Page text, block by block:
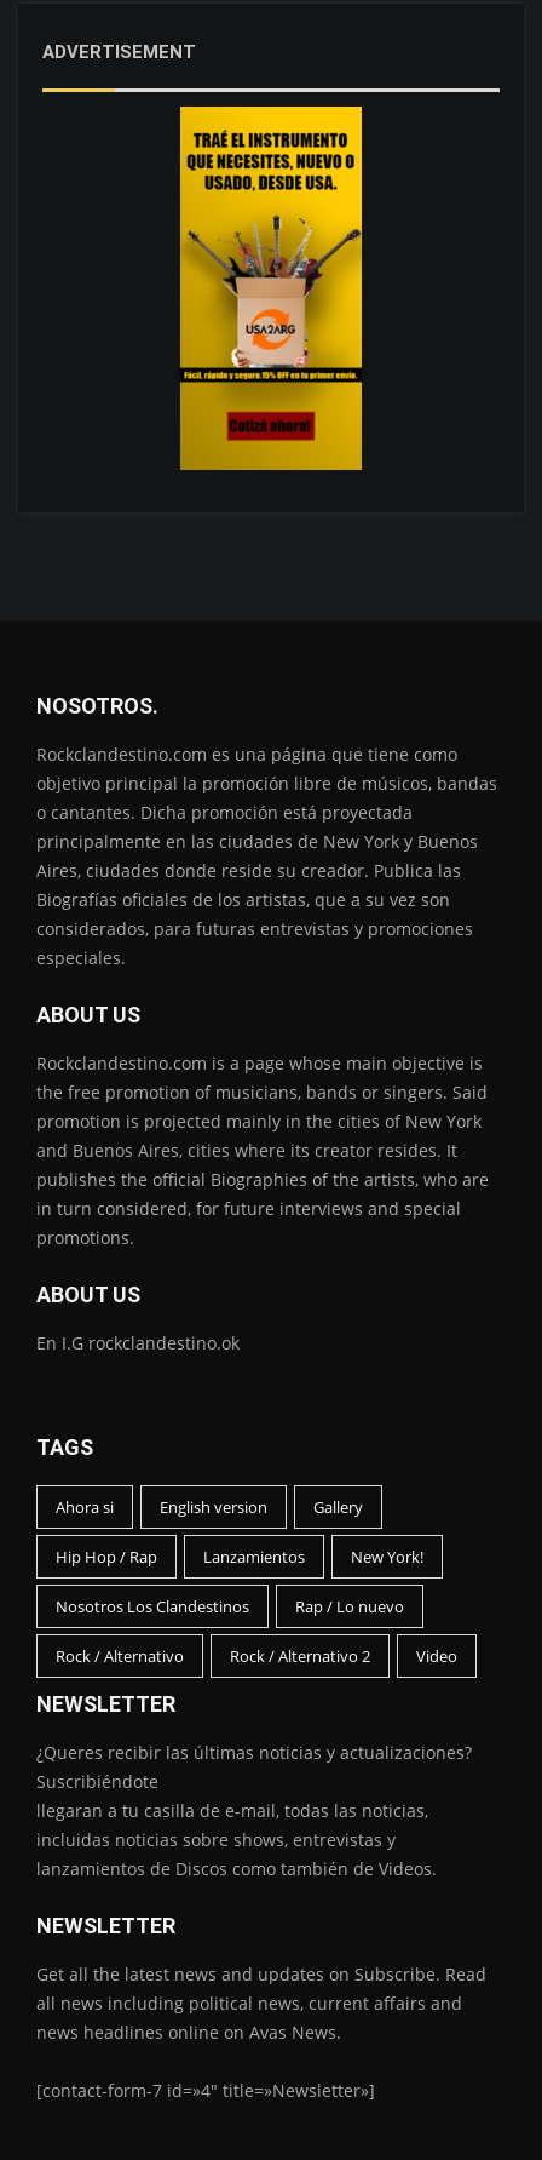
ADVERTISEMENT
NOSOTROS.
Rockclandestino.com es una página que tiene como
objetivo principal la promoción libre de músicos, bandas
o cantantes. Dicha promoción está proyectada
principalmente en las ciudades de New York y Buenos
Aires, ciudades donde reside su creador. Publica las
Biografías oficiales de los artistas, que a su vez son
considerados, para futuras entrevistas y promociones
especiales.
ABOUT US
Rockclandestino.com is a page whose main objective is
the free promotion of musicians, bands or singers. Said
promotion is projected mainly in the cities of New York
and Buenos Aires, cities where its creator resides. It
publishes the official Biographies of the artists, who are
in turn considered, for future interviews and special
promotions.
ABOUT US
En I.G rockclandestino.ok
TAGS
Ahora si English version Gallery
Hip Hop / Rap Lanzamientos New York!
Nosotros Los Clandestinos Rap / Lo nuevo
Rock / Alternativo Rock / Alternativo 2 Video
NEWSLETTER
¿Queres recibir las últimas noticias y actualizaciones?
Suscribiéndote
llegaran a tu casilla de e-mail, todas las noticias,
incluidas noticias sobre shows, entrevistas y
lanzamientos de Discos como también de Videos.
NEWSLETTER
Get all the latest news and updates on Subscribe. Read
all news including political news, current affairs and
news headlines online on Avas News.
[contact-form-7 id=»4″ title=»Newsletter»]